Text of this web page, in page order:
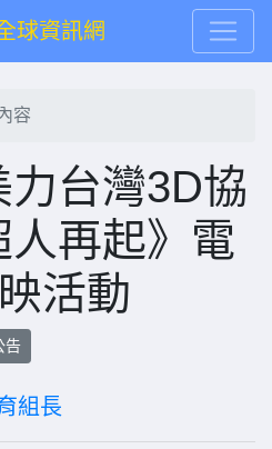
球資訊網
容
台灣3D協
再起》電
活動
告
組長